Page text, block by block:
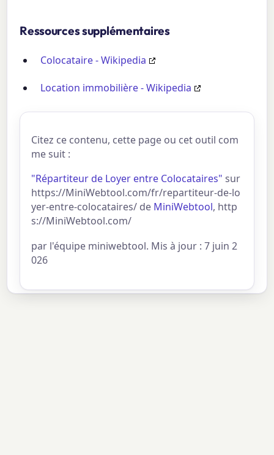
Ressources supplémentaires
Colocataire - Wikipedia
Location immobilière - Wikipedia
Citez ce contenu, cette page ou cet outil com
me suit :
"Répartiteur de Loyer entre Colocataires" sur
https://MiniWebtool.com/fr/repartiteur-de-lo
yer-entre-colocataires/ de MiniWebtool, http
s://MiniWebtool.com/
par l'équipe miniwebtool. Mis à jour : 7 juin 2
026